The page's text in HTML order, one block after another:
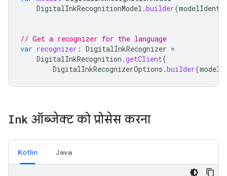
DigitalInkRecognitionModel .builder(
// Get a recognizer for the language
var recognizer : DigitalInkRecognizer =
DigitalInkRecognition .getClient(
DigitalInkRecognizerOptions .builder(model
Ink ऑब्जेक्ट को प्रोसेस करना
Kotlin Java